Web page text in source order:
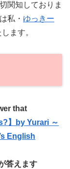
関知しておりま
私・ ゆっきー
ます。
that
】by Yurari ～
English
答えます